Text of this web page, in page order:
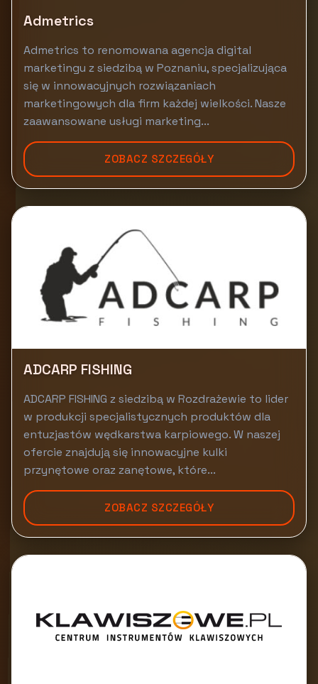
Admetrics
Admetrics to renomowana agencja digital
marketingu z siedzibą w Poznaniu, specjalizująca
się w innowacyjnych rozwiązaniach
marketingowych dla firm każdej wielkości. Nasze
zaawansowane usługi marketing...
ZOBACZ SZCZEGÓŁY
ADCARP FISHING
ADCARP FISHING z siedzibą w Rozdrażewie to lider
w produkcji specjalistycznych produktów dla
entuzjastów wędkarstwa karpiowego. W naszej
ofercie znajdują się innowacyjne kulki
przynętowe oraz zanętowe, które...
ZOBACZ SZCZEGÓŁY